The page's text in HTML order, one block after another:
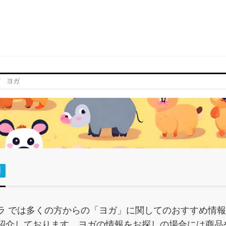
ヨガ
では多くの方からの「ヨガ」に関してのおすすめ情